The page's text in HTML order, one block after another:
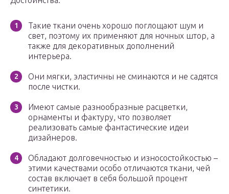
Такие ткани очень хорошо поглощают шум и
свет, поэтому их применяют для ночных штор, а
также для декоративных дополнений
интерьера.
Они мягки, эластичны не сминаются и не садятся
после чистки.
Имеют самые разнообразные расцветки,
орнаменты и фактуру, что позволяет
реализовать самые фантастические идеи
дизайнеров.
Обладают долговечностью и износостойкостью –
этими качествами особо отличаются ткани, чей
состав включает в себя большой процент
синтетики.